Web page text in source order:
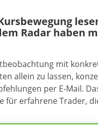
Radar haben
mit
allein zu lassen,
per E-Mail.
erfahrene Trader,